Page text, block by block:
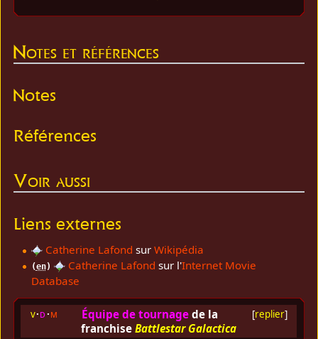
Notes et références
Notes
Références
Voir aussi
Liens externes
Catherine Lafond sur Wikipédia
(en) Catherine Lafond sur l'Internet Movie
Database
[replier]
v d m Équipe de tournagede la
franchiseBattlestar Galactica